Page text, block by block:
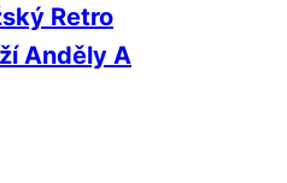
Retro
Anděly A